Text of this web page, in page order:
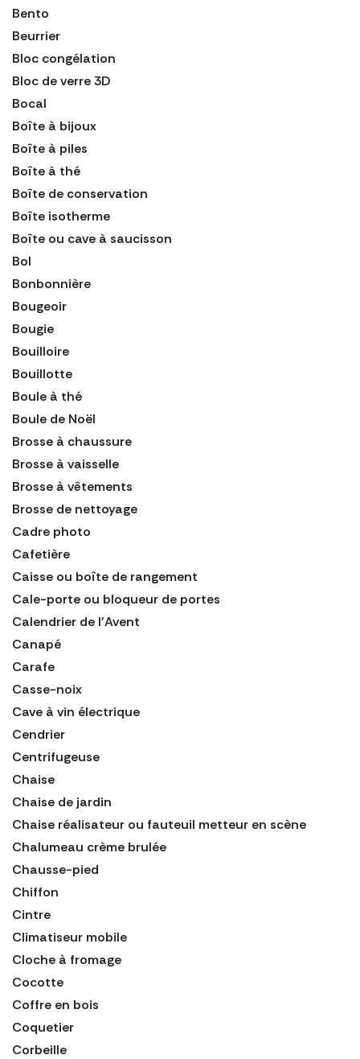
Bento
Beurrier
Bloc congélation
Bloc de verre 3D
Bocal
Boîte à bijoux
Boîte à piles
Boîte à thé
Boîte de conservation
Boîte isotherme
Boîte ou cave à saucisson
Bol
Bonbonnière
Bougeoir
Bougie
Bouilloire
Bouillotte
Boule à thé
Boule de Noël
Brosse à chaussure
Brosse à vaisselle
Brosse à vêtements
Brosse de nettoyage
Cadre photo
Cafetière
Caisse ou boîte de rangement
Cale-porte ou bloqueur de portes
Calendrier de l'Avent
Canapé
Carafe
Casse-noix
Cave à vin électrique
Cendrier
Centrifugeuse
Chaise
Chaise de jardin
Chaise réalisateur ou fauteuil metteur en scène
Chalumeau crème brulée
Chausse-pied
Chiffon
Cintre
Climatiseur mobile
Cloche à fromage
Cocotte
Coffre en bois
Coquetier
Corbeille